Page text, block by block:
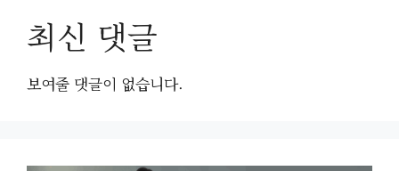
최신 댓글
보여줄 댓글이 없습니다.